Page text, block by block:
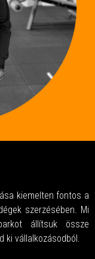
kiemelten fontos a
szerzésében. Mi
állítsuk össze
ki vállalkozásodból.